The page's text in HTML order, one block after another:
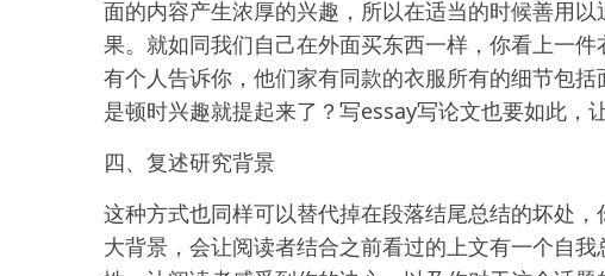
面的内容产生浓厚的兴趣，所以在适当的时候善用
果。就如同我们自己在外面买东西一样，你看上一
有个人告诉你，他们家有同款的衣服所有的细节包
是顿时兴趣就提起来了？写essay写论文也要如此，
四、复述研究背景
这种方式也同样可以替代掉在段落结尾总结的坏处
大背景，会让阅读者结合之前看过的上文有一个自